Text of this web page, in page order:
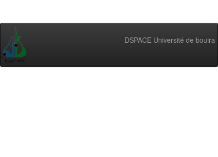
DSPACE Université de bouira